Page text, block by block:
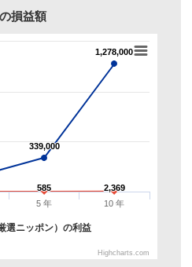
損益額
339,000
339,000
1,278,000
1,278,000
585
585 2,369
2,369
選ニッポン）の利益
5 年 10 年
Highcharts.com